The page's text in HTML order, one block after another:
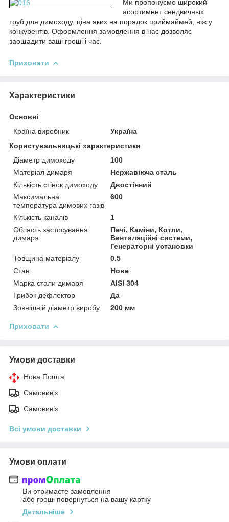
Ми пропонуємо широкий
асортимент сендвичных
труб для димоходу, ціна яких на порядок приймаймей, ніж у
конкурентів. Оформлення замовлення в нас дозволяє
заощадити ваші гроші і час.
Приховати
Характеристики
Основні
Країна виробник
Україна
Користувальницькі характеристики
Діаметр димоходу
100
Матеріал димаря
Нержавіюча сталь
Кількість стінок димоходу
Двостінний
Максимальна
температура димових газів
600
Кількість каналів
1
Область застосування
димаря
Печі, Каміни, Котли,
Вентиляційні системи,
Генераторні установки
Товщина матеріалу
0.5
Стан
Нове
Марка стали димаря
AISI 304
Грибок дефлектор
Да
Зовнішній діаметр виробу
200 мм
Приховати
Умови доставки
Нова Пошта
Самовивіз
Самовивіз
Всі умови доставки
Умови оплати
Ви отримаєте замовлення
або гроші повернуться на вашу картку
Детальніше